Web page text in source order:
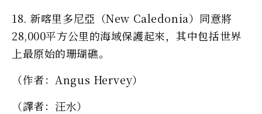
18. 新喀里多尼亞（New Caledonia）同意將
28,000平方公里的海域保護起來，其中包括世界
上最原始的珊瑚礁。
（作者：Angus Hervey）
（譯者：汪水）